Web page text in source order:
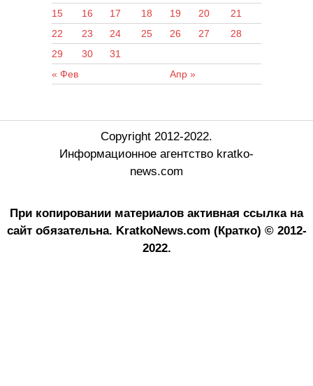
« Фев Апр »
15
16 17 18 19 20
21
22
23 24 25 26 27
28
29
30 31
Copyright 2012-2022.
Информационное агентство kratko-
news.com
При копировании материалов активная ссылка на
сайт обязательна. KratkoNews.com (Кратко) © 2012-
2022.